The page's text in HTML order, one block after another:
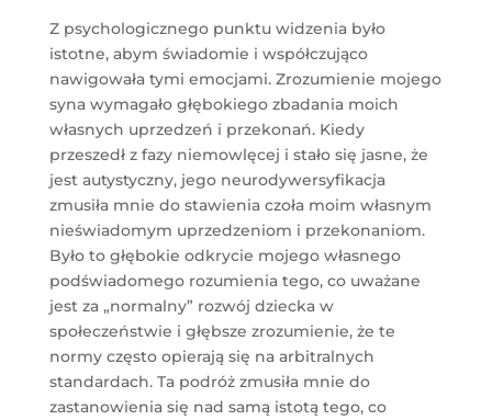
Z psychologicznego punktu widzenia było
istotne, abym świadomie i współczująco
nawigowała tymi emocjami. Zrozumienie mojego
syna wymagało głębokiego zbadania moich
własnych uprzedzeń i przekonań. Kiedy
przeszedł z fazy niemowlęcej i stało się jasne, że
jest autystyczny, jego neurodywersyfikacja
zmusiła mnie do stawienia czoła moim własnym
nieświadomym uprzedzeniom i przekonaniom.
Było to głębokie odkrycie mojego własnego
podświadomego rozumienia tego, co uważane
jest za „normalny” rozwój dziecka w
społeczeństwie i głębsze zrozumienie, że te
normy często opierają się na arbitralnych
standardach. Ta podróż zmusiła mnie do
zastanowienia się nad samą istotą tego, co